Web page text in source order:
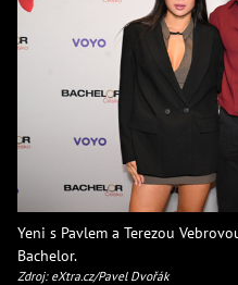
Yeni s Pavlem a Terezou
Bachelor.
Zdroj: eXtra.cz/Pavel Dvořák